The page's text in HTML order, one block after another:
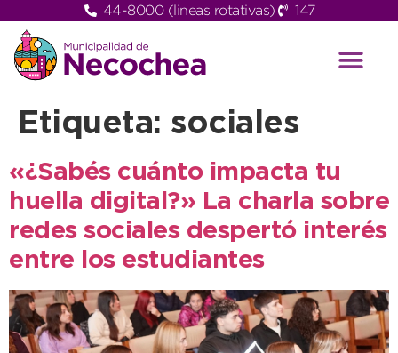
44-8000 (lineas rotativas) 147
Etiqueta: sociales
«¿Sabés cuánto impacta tu
huella digital?» La charla sobre
redes sociales despertó interés
entre los estudiantes